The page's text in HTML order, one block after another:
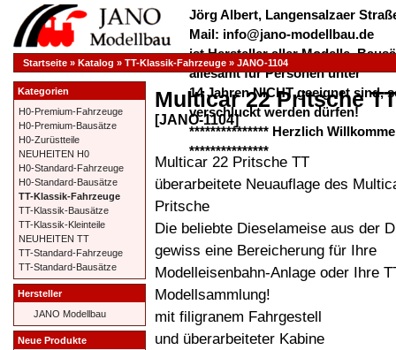
Jörg Albert, Langensalzaer
Mail: info@jano-modellbau.de
ist Hersteller aller Modelle,
allesamt für Personen unter
14 Jahren NICHT geeignet sind,
verschluckt werden dürfen!
*************** Herzlich
***************
Startseite » Katalog » TT-Klassik-Fahrzeuge » JANO-1104
Multicar 22 Pritsche TT
[JANO-1104]
Multicar 22 Pritsche TT
überarbeitete Neuauflage des
Pritsche
Die beliebte Dieselameise aus der
gewiss eine Bereicherung für Ihre
Modelleisenbahn-Anlage oder Ihre
Modellsammlung!
mit filigranem Fahrgestell
und überarbeiteter Kabine
Kategorien
H0-Premium-Fahrzeuge
H0-Premium-Bausätze
H0-Zurüstteile
NEUHEITEN H0
H0-Standard-Fahrzeuge
H0-Standard-Bausätze
TT-Klassik-Fahrzeuge
TT-Klassik-Bausätze
TT-Klassik-Kleinteile
NEUHEITEN TT
TT-Standard-Fahrzeuge
TT-Standard-Bausätze
Hersteller
JANO Modellbau
Neue Produkte